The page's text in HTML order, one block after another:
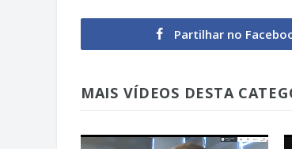
Partilhar no
MAIS VÍDEOS DESTA